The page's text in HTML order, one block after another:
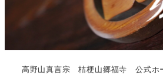
高野山真言宗 桔梗山郷福寺 公式ホ